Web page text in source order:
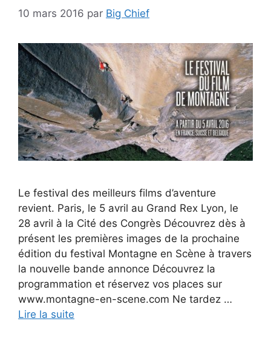
10 mars 2016 par Big Chief
Le festival des meilleurs films d’aventure
revient. Paris, le 5 avril au Grand Rex Lyon, le
28 avril à la Cité des Congrès Découvrez dès à
présent les premières images de la prochaine
édition du festival Montagne en Scène à travers
la nouvelle bande annonce Découvrez la
programmation et réservez vos places sur
www.montagne-en-scene.com Ne tardez …
Lire la suite